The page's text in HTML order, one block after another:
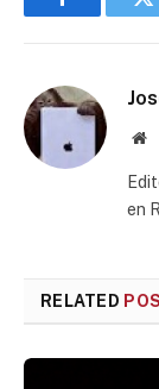
Facebook
en
RELATED